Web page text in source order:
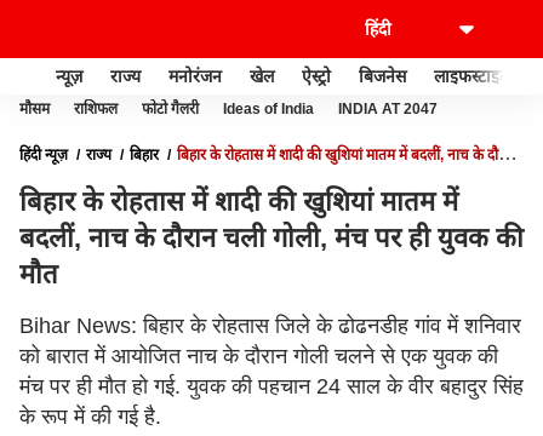
न्यूज़ राज्य मनोरंजन खेल ऐस्ट्रो बिजनेस लाइफस्टाइल
मौसम राशिफल फोटो गैलरी Ideas of India INDIA AT 2047
हिंदी न्यूज़ राज्य बिहार
बिहार के रोहतास में शादी की खुशियां मातम में बदलीं, नाच के दौरान
बिहार के रोहतास में शादी की खुशियां मातम में
बदलीं, नाच के दौरान चली गोली, मंच पर ही युवक की
मौत
Bihar News: बिहार के रोहतास जिले के ढोढनडीह गांव में शनिवार
को बारात में आयोजित नाच के दौरान गोली चलने से एक युवक की
मंच पर ही मौत हो गई. युवक की पहचान 24 साल के वीर बहादुर सिंह
के रूप में की गई है.